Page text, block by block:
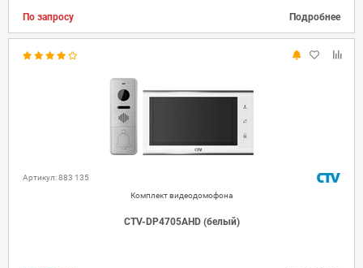
По запросу Подробнее
Артикул: 883 135
Комплект видеодомофона
CTV-DP4705AHD (белый)